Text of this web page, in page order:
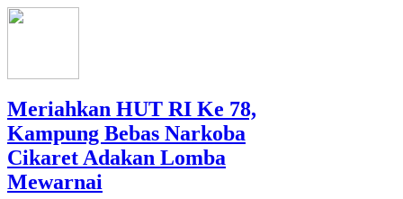
Meriahkan HUT RI Ke 78,
Kampung Bebas Narkoba
Cikaret Adakan Lomba
Mewarnai